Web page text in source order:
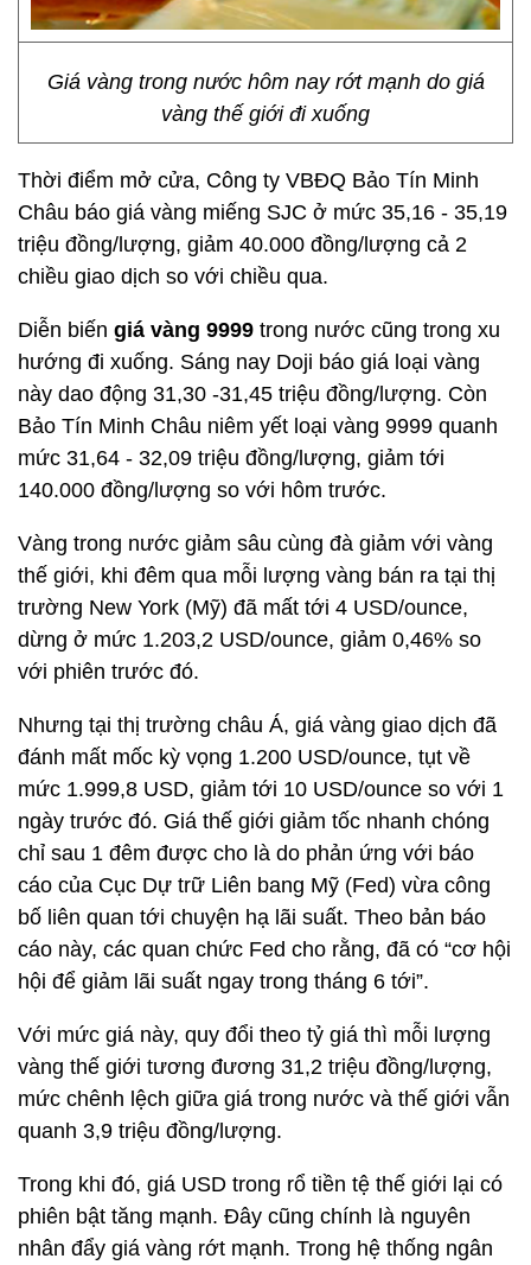
Giá vàng trong nước hôm nay rớt mạnh do giá
vàng thế giới đi xuống
Thời điểm mở cửa, Công ty VBĐQ Bảo Tín Minh
Châu báo giá vàng miếng SJC ở mức 35,16 - 35,19
triệu đồng/lượng, giảm 40.000 đồng/lượng cả 2
chiều giao dịch so với chiều qua.
Diễn biến giá vàng 9999 trong nước cũng trong xu
hướng đi xuống. Sáng nay Doji báo giá loại vàng
này dao động 31,30 -31,45 triệu đồng/lượng. Còn
Bảo Tín Minh Châu niêm yết loại vàng 9999 quanh
mức 31,64 - 32,09 triệu đồng/lượng, giảm tới
140.000 đồng/lượng so với hôm trước.
Vàng trong nước giảm sâu cùng đà giảm với vàng
thế giới, khi đêm qua mỗi lượng vàng bán ra tại thị
trường New York (Mỹ) đã mất tới 4 USD/ounce,
dừng ở mức 1.203,2 USD/ounce, giảm 0,46% so
với phiên trước đó.
Nhưng tại thị trường châu Á, giá vàng giao dịch đã
đánh mất mốc kỳ vọng 1.200 USD/ounce, tụt về
mức 1.999,8 USD, giảm tới 10 USD/ounce so với 1
ngày trước đó. Giá thế giới giảm tốc nhanh chóng
chỉ sau 1 đêm được cho là do phản ứng với báo
cáo của Cục Dự trữ Liên bang Mỹ (Fed) vừa công
bố liên quan tới chuyện hạ lãi suất. Theo bản báo
cáo này, các quan chức Fed cho rằng, đã có “cơ hội
hội để giảm lãi suất ngay trong tháng 6 tới”.
Với mức giá này, quy đổi theo tỷ giá thì mỗi lượng
vàng thế giới tương đương 31,2 triệu đồng/lượng,
mức chênh lệch giữa giá trong nước và thế giới vẫn
quanh 3,9 triệu đồng/lượng.
Trong khi đó, giá USD trong rổ tiền tệ thế giới lại có
phiên bật tăng mạnh. Đây cũng chính là nguyên
nhân đẩy giá vàng rớt mạnh. Trong hệ thống ngân